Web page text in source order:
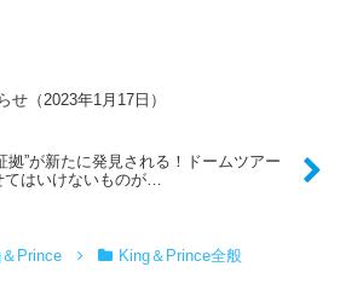
せ（2023年1月17日）
拠”が新たに発見される！ドームツアー
てはいけないものが…
Prince King＆Prince全般